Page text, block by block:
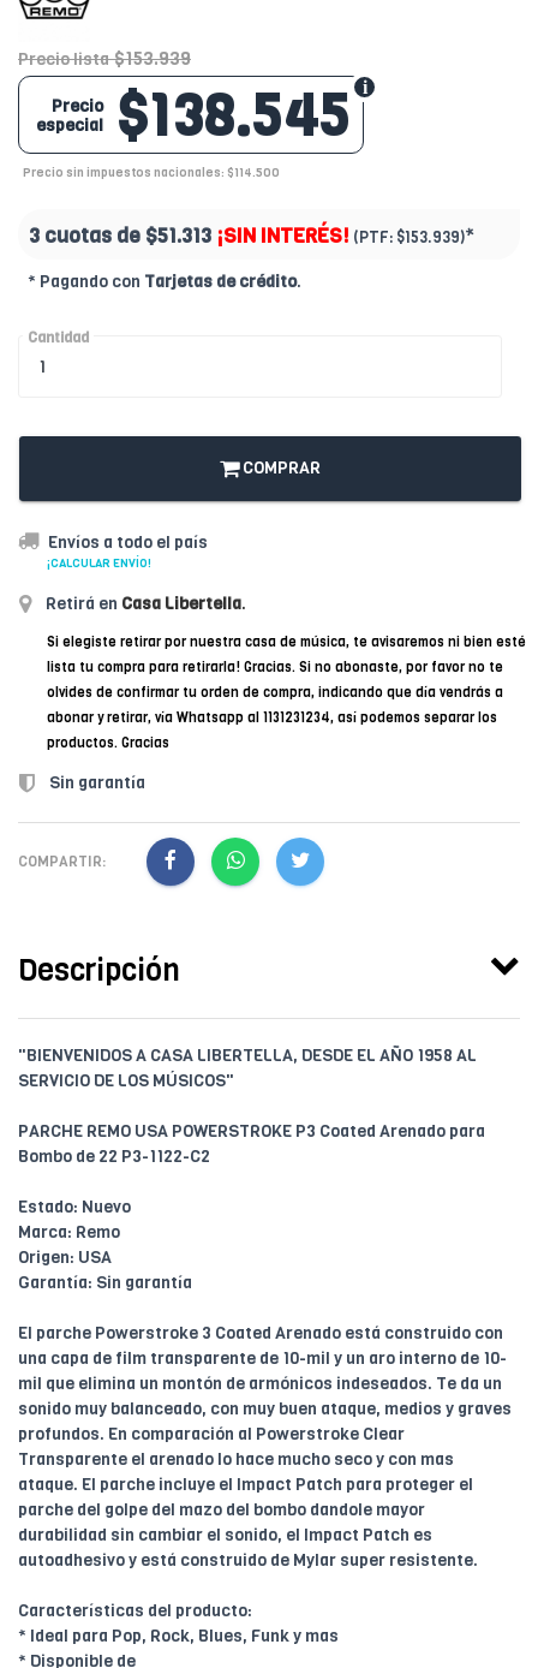
Precio lista $153.939
$138.545
Precio
especial
Precio sin impuestos nacionales: $114.500
3 cuotas de $51.313 ¡SIN INTERÉS! (PTF: $153.939)*
* Pagando con Tarjetas de crédito.
Cantidad
COMPRAR
Envíos a todo el país
¡CALCULAR ENVÍO!
Retirá en Casa Libertella.
Si elegiste retirar por nuestra casa de música, te avisaremos ni bien esté
lista tu compra para retirarla! Gracias. Si no abonaste, por favor no te
olvides de confirmar tu orden de compra, indicando que día vendrás a
abonar y retirar, vía Whatsapp al 1131231234, así podemos separar los
productos. Gracias
Sin garantía
COMPARTIR:
Descripción
"BIENVENIDOS A CASA LIBERTELLA, DESDE EL AÑO 1958 AL
SERVICIO DE LOS MÚSICOS"
PARCHE REMO USA POWERSTROKE P3 Coated Arenado para
Bombo de 22 P3-1122-C2
Estado: Nuevo
Marca: Remo
Origen: USA
Garantía: Sin garantía
El parche Powerstroke 3 Coated Arenado está construido con
una capa de film transparente de 10-mil y un aro interno de 10-
mil que elimina un montón de armónicos indeseados. Te da un
sonido muy balanceado, con muy buen ataque, medios y graves
profundos. En comparación al Powerstroke Clear
Transparente el arenado lo hace mucho seco y con mas
ataque. El parche incluye el Impact Patch para proteger el
parche del golpe del mazo del bombo dandole mayor
durabilidad sin cambiar el sonido, el Impact Patch es
autoadhesivo y está construido de Mylar super resistente.
Características del producto:
* Ideal para Pop, Rock, Blues, Funk y mas
* Disponible de